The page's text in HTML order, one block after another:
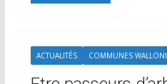
ACTUALITÉS COMMUNES